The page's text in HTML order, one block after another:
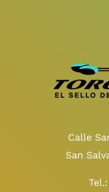
Calle
San
Tel.: